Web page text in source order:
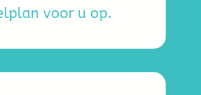
voor u op.